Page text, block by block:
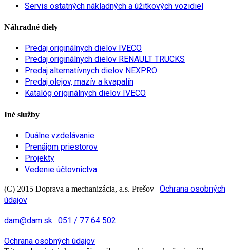
Servis ostatných nákladných a úžitkových vozidiel
Náhradné diely
Predaj originálnych dielov IVECO
Predaj originálnych dielov RENAULT TRUCKS
Predaj alternatívnych dielov NEXPRO
Predaj olejov, mazív a kvapalín
Katalóg originálnych dielov IVECO
Iné služby
Duálne vzdelávanie
Prenájom priestorov
Projekty
Vedenie účtovníctva
(C) 2015 Doprava a mechanizácia, a.s. Prešov | Ochrana osobných
údajov
dam@dam.sk | 051 / 77 64 502
Ochrana osobných údajov